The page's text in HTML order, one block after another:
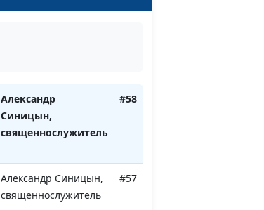
Александр
Синицын,
священнослужитель
#58
Александр Синицын,
священнослужитель
#57